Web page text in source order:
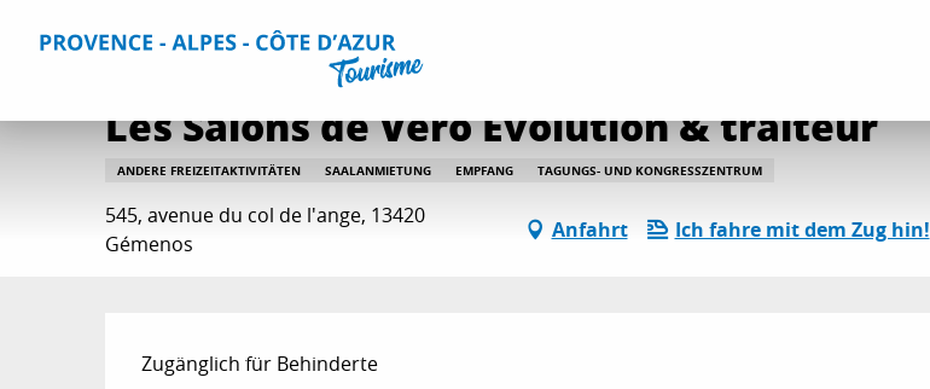
Home Aktivitäten Entspannung und Unterhaltung
Les Salons de Véro Evolution & traiteur
ANDERE FREIZEITAKTIVITÄTEN SAALANMIETUNG EMPFANG TAGUNGS- UND KONGRESSZENTRUM
545, avenue du col de l'ange, 13420
Gémenos
Anfahrt Ich fahre mit dem Zug hin!
Beschreibung
Zugänglich für Behinderte